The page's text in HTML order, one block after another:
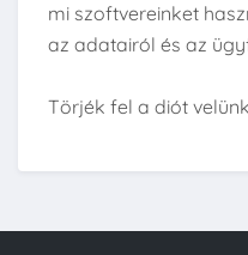
mi szoftvereinket
az adatairól és az
Törjék fel a diót